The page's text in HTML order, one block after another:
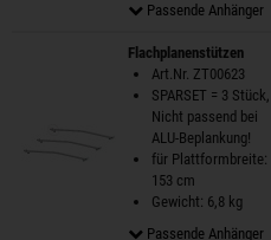
Passende Anhänger
Flachplanenstützen
Art.Nr. ZT00623
SPARSET = 3 Stück,
Nicht passend bei
ALU-Beplankung!
für Plattformbreite:
153 cm
Gewicht: 6,8 kg
Passende Anhänger